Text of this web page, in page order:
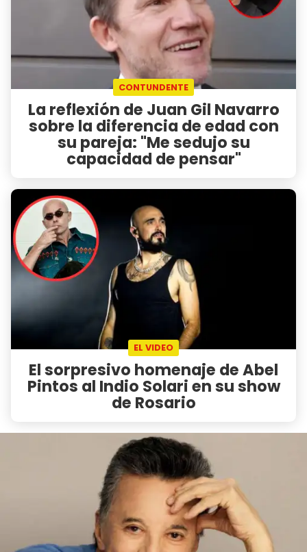
CONTUNDENTE
La reflexión de Juan Gil Navarro
sobre la diferencia de edad con
su pareja: "Me sedujo su
capacidad de pensar"
EL VIDEO
El sorpresivo homenaje de Abel
Pintos al Indio Solari en su show
de Rosario